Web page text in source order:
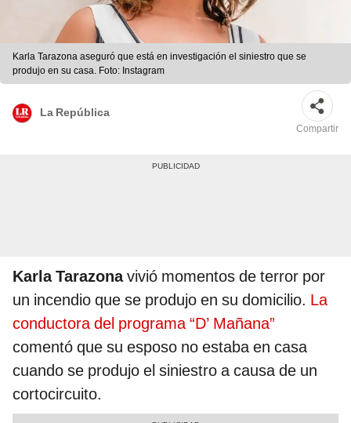
Karla Tarazona aseguró que está en investigación el siniestro que se
produjo en su casa. Foto: Instagram
La República
Compartir
Karla Tarazonavivió momentos de terror por
un incendio que se produjo en su domicilio. La
conductora del programa “D’ Mañana”
comentó que su esposo no estaba en casa
cuando se produjo el siniestro a causa de un
cortocircuito.